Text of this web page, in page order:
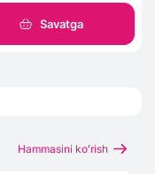
Savatga
Hammasini koʻrish